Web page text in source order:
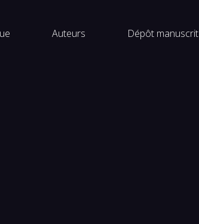
Auteurs Dépôt manuscrit